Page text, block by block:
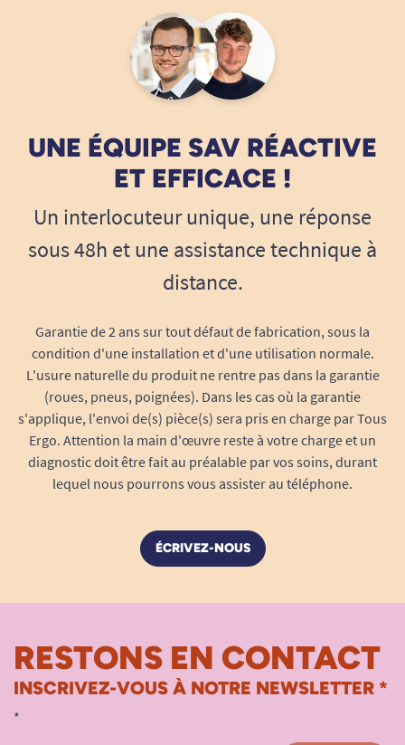
2 3
UNE ÉQUIPE SAV RÉACTIVE
ET EFFICACE !
Un interlocuteur unique, une réponse
sous 48h et une assistance technique à
distance.
Garantie de 2 ans sur tout défaut de fabrication, sous la
condition d'une installation et d'une utilisation normale.
L'usure naturelle du produit ne rentre pas dans la garantie
(roues, pneus, poignées). Dans les cas où la garantie
s'applique, l'envoi de(s) pièce(s) sera pris en charge par Tous
Ergo. Attention la main d'œuvre reste à votre charge et un
diagnostic doit être fait au préalable par vos soins, durant
lequel nous pourrons vous assister au téléphone.
ÉCRIVEZ-NOUS
RESTONS EN CONTACT
INSCRIVEZ-VOUS À NOTRE NEWSLETTER *
*